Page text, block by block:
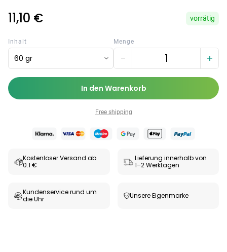
11,10 € vorrätig
Inhalt
60 gr
Menge
− +
In den Warenkorb
Free shipping
Kostenloser Versand ab
0.1 €
Lieferung innerhalb von
1–2 Werktagen
Kundenservice rund um
die Uhr
Unsere Eigenmarke